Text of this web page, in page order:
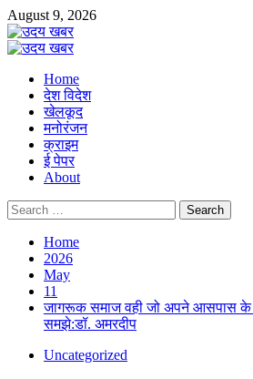
Skip
to
content
August 9, 2026
Primary
Home
देश विदेश
खेलकूद
मनोरंजन
क्राइम
ई पेपर
About
Search
for:
Home
2026
May
11
जागरूक समाज वही जो अपने आसपास के
समझे:डॉ. अमरदीप
Uncategorized